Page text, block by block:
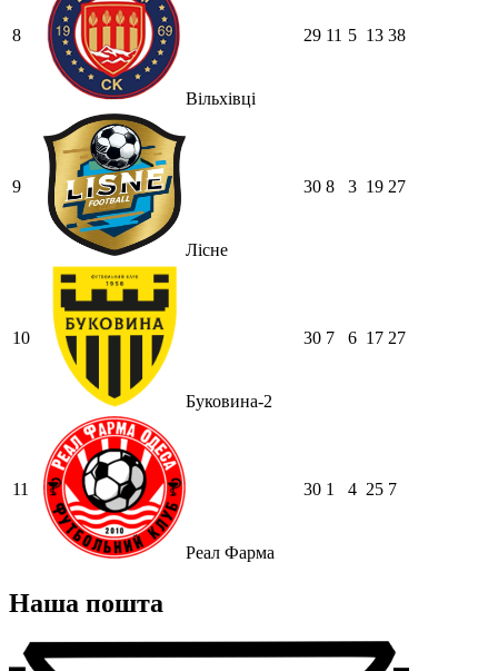
8
Вільхівці
29 11 5 13 38
9
Лісне
30 8 3 19 27
10
Буковина-2
30 7 6 17 27
11
Реал Фарма
30 1 4 25 7
Наша пошта